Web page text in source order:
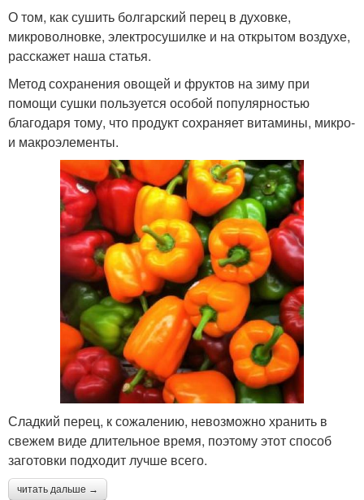
О том, как сушить болгарский перец в духовке,
микроволновке, электросушилке и на открытом воздухе,
расскажет наша статья.
Метод сохранения овощей и фруктов на зиму при
помощи сушки пользуется особой популярностью
благодаря тому, что продукт сохраняет витамины, микро-
и макроэлементы.
Сладкий перец, к сожалению, невозможно хранить в
свежем виде длительное время, поэтому этот способ
заготовки подходит лучше всего.
читать дальше →